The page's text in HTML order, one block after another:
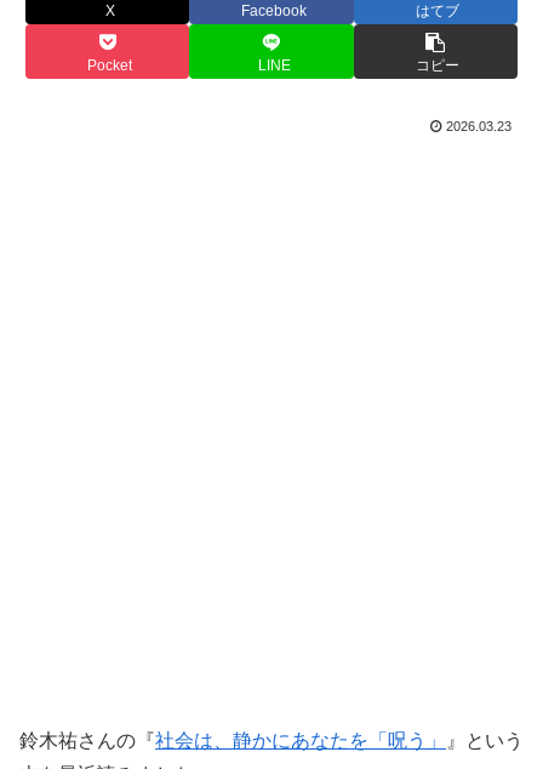
X Facebook はてブ
Pocket LINE コピー
2026.03.23
鈴木祐さんの『社会は、静かにあなたを「呪う」
』という